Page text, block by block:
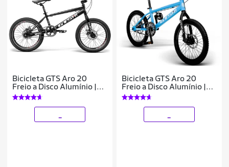
Bicicleta GTS Aro 20
Freio a Disco Alumínio |
GTS M1 SKX BMX
Bicicleta GTS Aro 20
Freio a Disco Alumínio |
GTS M1 SKX BMX